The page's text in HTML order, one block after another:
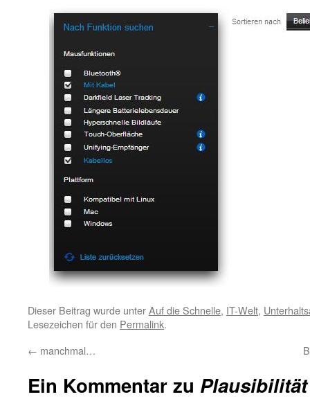
Dieser Beitrag wurde unterAuf die Schnelle, IT-Welt,
Lesezeichen für den Permalink.
← manchmal…
Ein Kommentar zu Plausibilität